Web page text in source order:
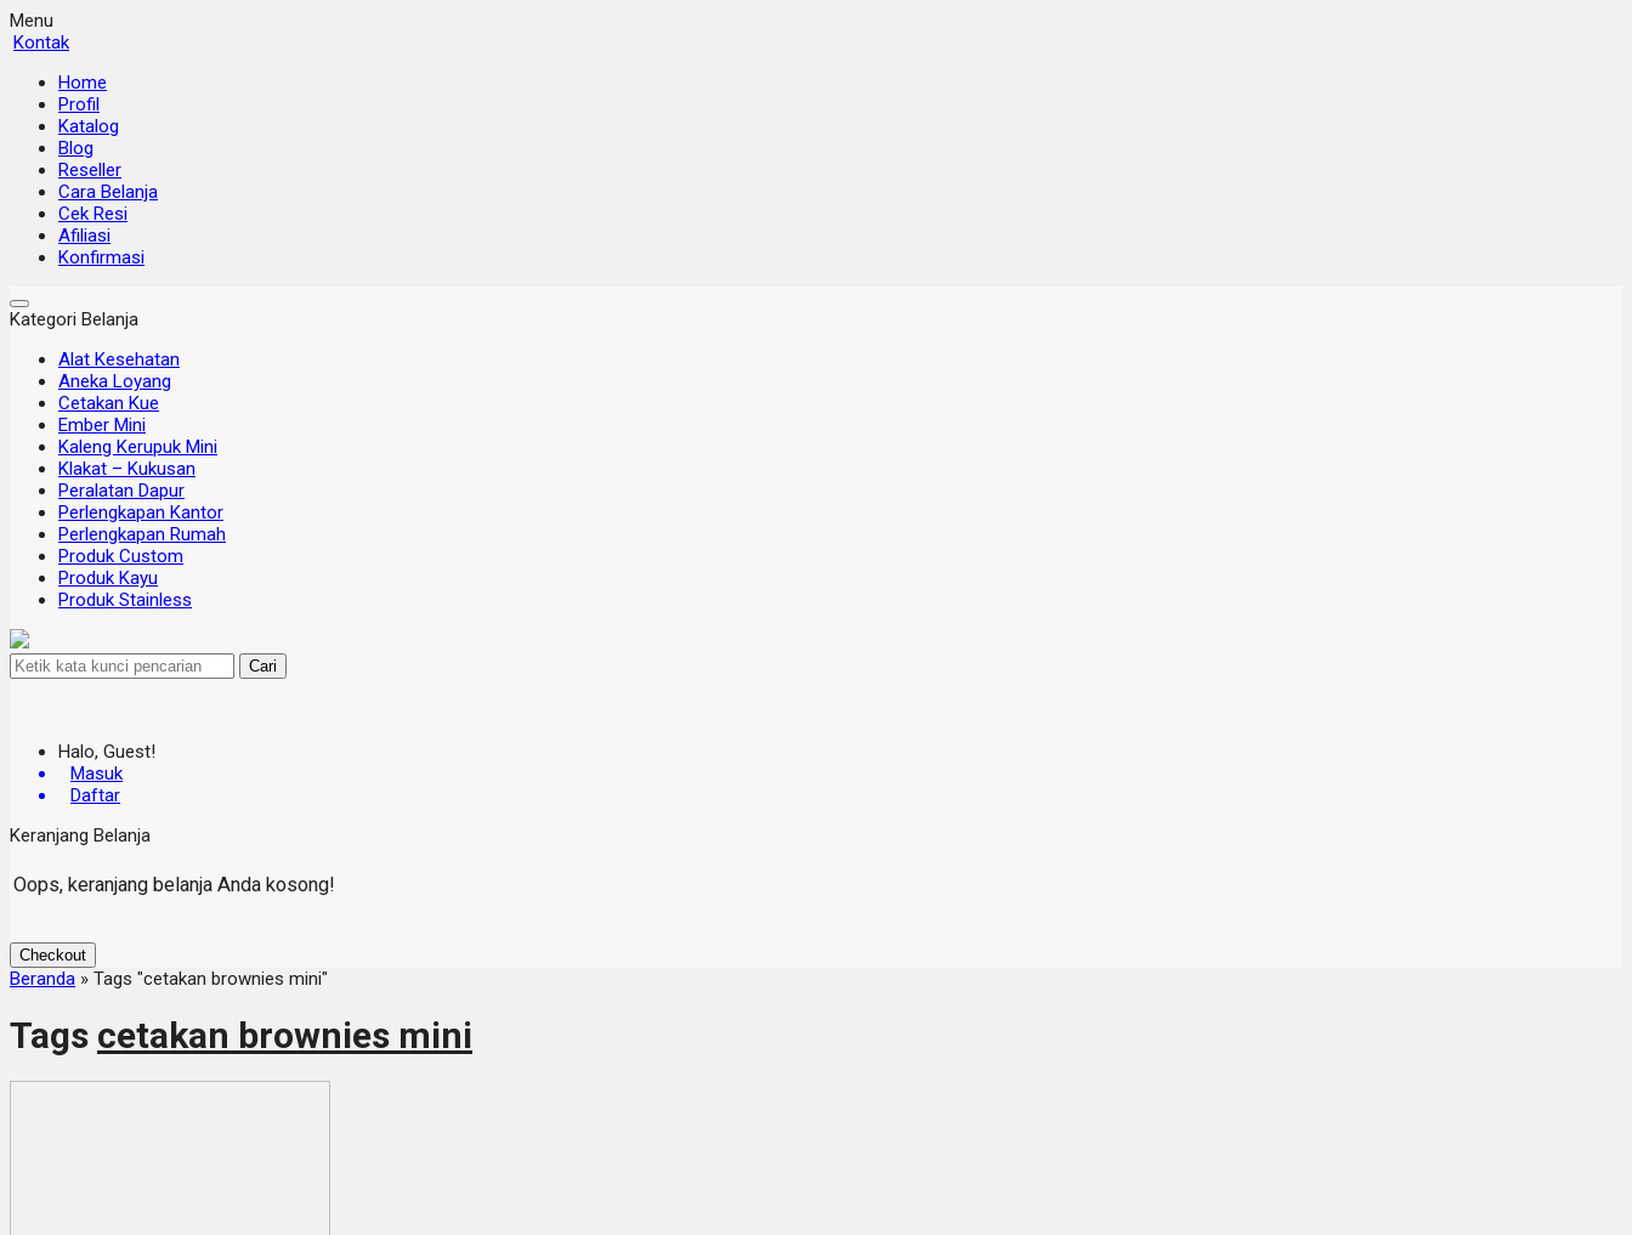
Menu
Kontak
Home
Profil
Katalog
Blog
Reseller
Cara Belanja
Cek Resi
Afiliasi
Konfirmasi
Kategori Belanja
Alat Kesehatan
Aneka Loyang
Cetakan Kue
Ember Mini
Kaleng Kerupuk Mini
Klakat – Kukusan
Peralatan Dapur
Perlengkapan Kantor
Perlengkapan Rumah
Produk Custom
Produk Kayu
Produk Stainless
Cari
Halo, Guest!
Masuk
Daftar
Keranjang Belanja
Oops, keranjang belanja Anda kosong!
Checkout
Beranda » Tags "cetakan brownies mini"
Tags cetakan brownies mini